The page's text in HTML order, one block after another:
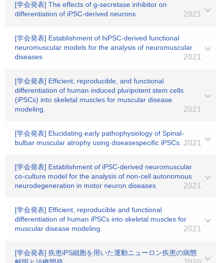
[学会発表] The effects of g-secretase inhibitor on
differentiation of iPSC-derived neurons
2021
[学会発表] Establishment of hiPSC-derived functional
neuromuscular models for the analysis of neuromuscular
diseases
2021
[学会発表] Efficient, reproducible, and functional
differentiation of human induced pluripotent stem cells
(iPSCs) into skeletal muscles for muscular disease
modeling.
2021
[学会発表] Elucidating early pathophysiology of Spinal-
bulbar muscular atrophy using diseasespecific iPSCs. 2021
[学会発表] Establishment of iPSC-derived neuromuscular
co-culture model for the analysis of non-cell autonomous
neurodegeneration in motor neuron diseases
2021
[学会発表] Efficient, reproducible and functional
differentiation of human iPSCs into skeletal muscles for
muscular disease modeling.
2021
[学会発表] 疾患iPS細胞を用いた運動ニューロン疾患の病態